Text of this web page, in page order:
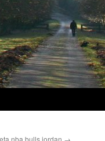
nba bulls jordan →